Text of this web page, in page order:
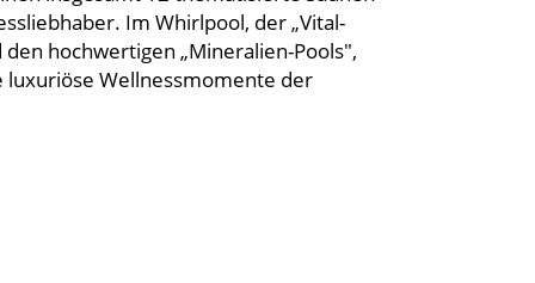
Im Whirlpool, der „Vital-
den hochwertigen „Mineralien-Pools",
luxuriöse Wellnessmomente der